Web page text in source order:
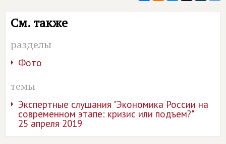
См. также
разделы
Фото
темы
Экспертные слушания "Экономика России на
современном этапе: кризис или подъем?"
25 апреля 2019